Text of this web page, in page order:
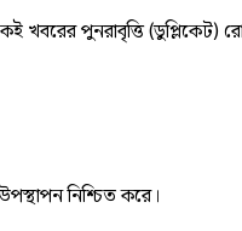
খবরের পুনরাবৃত্তি
নিশ্চিত করে।